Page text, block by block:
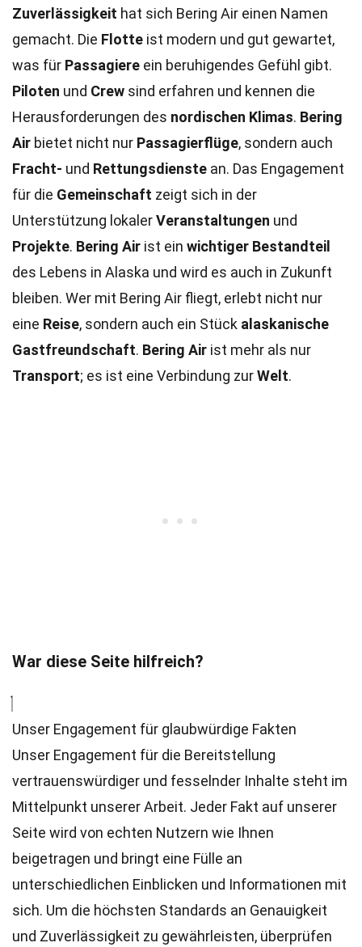
Zuverlässigkeit hat sich Bering Air einen Namen
gemacht. Die Flotte ist modern und gut gewartet,
was für Passagiere ein beruhigendes Gefühl gibt.
Piloten und Crew sind erfahren und kennen die
Herausforderungen des nordischen Klimas. Bering
Air bietet nicht nur Passagierflüge, sondern auch
Fracht- und Rettungsdienste an. Das Engagement
für die Gemeinschaft zeigt sich in der
Unterstützung lokalerVeranstaltungen und
Projekte. Bering Air ist ein wichtiger Bestandteil
des Lebens in Alaska und wird es auch in Zukunft
bleiben. Wer mit Bering Air fliegt, erlebt nicht nur
eine Reise, sondern auch ein Stück alaskanische
Gastfreundschaft. Bering Air ist mehr als nur
Transport; es ist eine Verbindung zurWelt.
War diese Seite hilfreich?
Unser Engagement für glaubwürdige Fakten
Unser Engagement für die Bereitstellung
vertrauenswürdiger und fesselnder Inhalte steht im
Mittelpunkt unserer Arbeit. Jeder Fakt auf unserer
Seite wird von echten Nutzern wie Ihnen
beigetragen und bringt eine Fülle an
unterschiedlichen Einblicken und Informationen mit
sich. Um die höchsten Standards an Genauigkeit
und Zuverlässigkeit zu gewährleisten, überprüfen